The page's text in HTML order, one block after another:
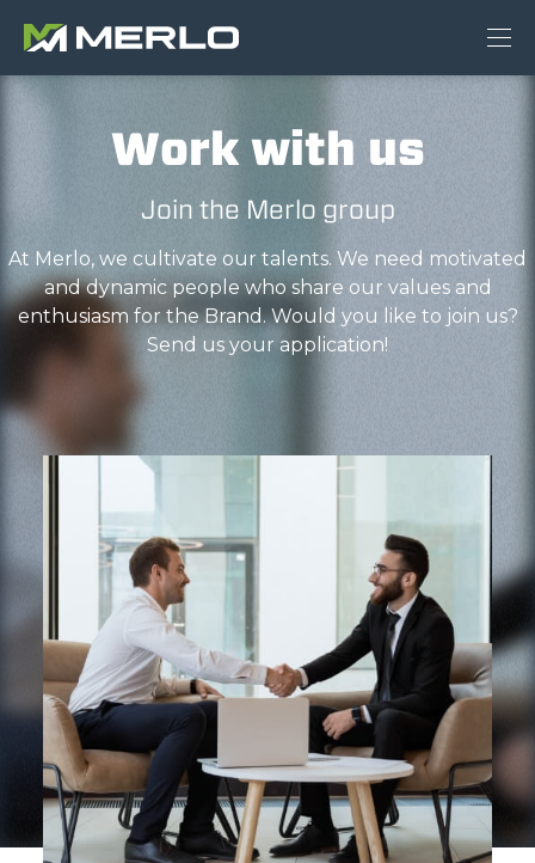
Work with us
Join the Merlo group
At Merlo, we cultivate our talents. We need motivated
and dynamic people who share our values and
enthusiasm for the Brand. Would you like to join us?
Send us your application!